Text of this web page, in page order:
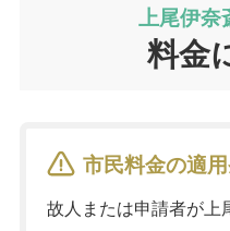
上尾伊奈
料金
市民料金の適
故人または申請者が上